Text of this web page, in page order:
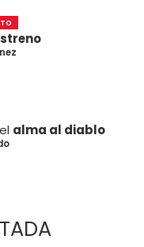
alma al diablo